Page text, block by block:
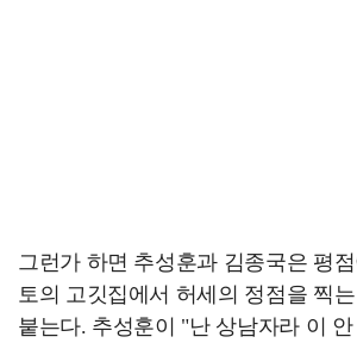
그런가 하면 추성훈과 김종국은 평
토의 고깃집에서 허세의 정점을 찍
붙는다. 추성훈이 "난 상남자라 이